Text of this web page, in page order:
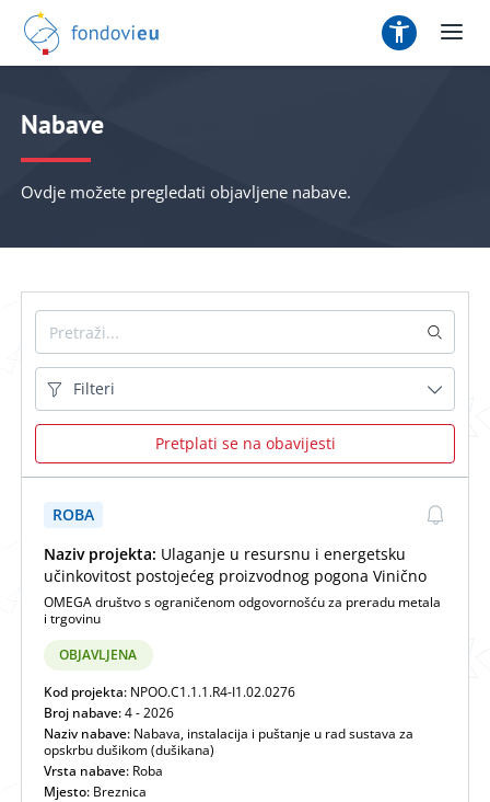
Nabave
Ovdje možete pregledati objavljene nabave.
Filteri
Pretplati se na obavijesti
ROBA
Naziv projekta: Ulaganje u resursnu i energetsku
učinkovitost postojećeg proizvodnog pogona Vinično
OMEGA društvo s ograničenom odgovornošću za preradu metala
i trgovinu
OBJAVLJENA
Kod projekta: NPOO.C1.1.1.R4-I1.02.0276
Broj nabave:4 - 2026
Naziv nabave: Nabava, instalacija i puštanje u rad sustava za
opskrbu dušikom (dušikana)
Vrsta nabave: Roba
Mjesto: Breznica